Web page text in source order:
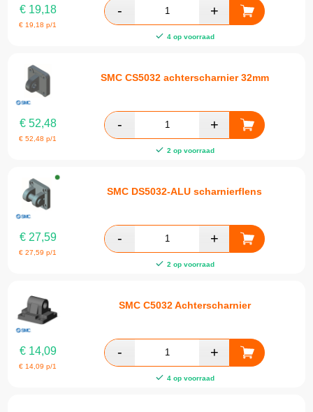
€19,18
€ 19,18 p/1
4 op voorraad
SMC CS5032 achterscharnier 32mm
€52,48
€52,48 p/1
2 op voorraad
SMC DS5032-ALU scharnierflens
€27,59
€27,59 p/1
2 op voorraad
SMC C5032 Achterscharnier
€14,09
€ 14,09 p/1
4 op voorraad